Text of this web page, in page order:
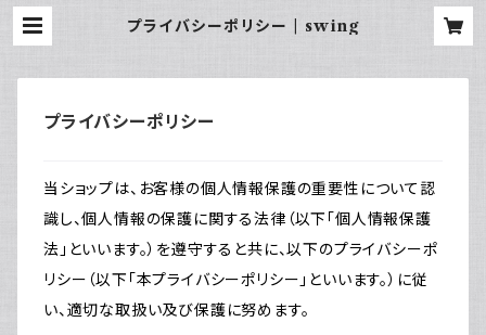
プライバシーポリシー | swing
プライバシーポリシー
当ショップは、お客様の個人情報保護の重要性について認
識し、個人情報の保護に関する法律（以下「個人情報保護
法」といいます。）を遵守すると共に、以下のプライバシーポ
リシー（以下「本プライバシーポリシー」といいます。）に従
い、適切な取扱い及び保護に努めます。